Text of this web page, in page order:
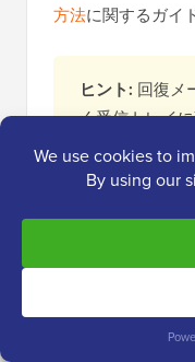
方法に関するガイ
ヒント: 回復メ
く受信トレイ
WP Mail SMTP
トアのメール
9. 請求書と支払
請求書作成などの
集中する時間を奪